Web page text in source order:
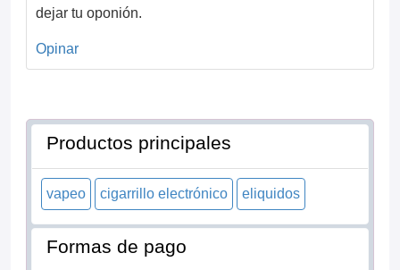
dejar tu oponión.
Opinar
Productos principales
vapeo cigarrillo electrónico eliquidos
Formas de pago